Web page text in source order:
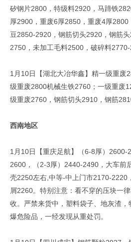
矽钢片2800，特级料2920，马蹄铁
厚2900，重废6厚2850，重废4厚
豆2850-2920，钢筋切头2920，钢筋
2750，未加工毛料2500，破碎料2770-
1月10日【湖北大冶华鑫】精一级重废
级重废2800机械生铁2760；一级重废
级重废2760，钢筋切头2910，钢筋
西南地区
1月10日【重庆足航】（6-8厚）2600-
2600，（2-3厚）2440-2490，大车前
壳2250左右,中等-中上门市2170-2220
屑2260。特别注意：看不穿的压块一
收。严禁来货中，塑料袋子、地灰渣
爆危险品，一经发现从重处罚。